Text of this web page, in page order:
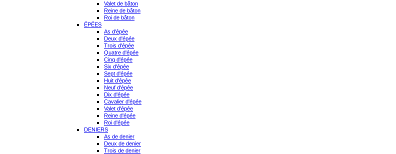
Valet de bâton
Reine de bâton
Roi de bâton
ÉPÉES
As d'épée
Deux d'épée
Trois d'épée
Quatre d'épée
Cinq d'épée
Six d'épée
Sept d'épée
Huit d'épée
Neuf d'épée
Dix d'épée
Cavalier d'épée
Valet d'épée
Reine d'épée
Roi d'épée
DENIERS
As de denier
Deux de denier
Trois de denier